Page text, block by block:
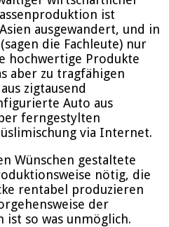
ist
ausgewandert, und in
die Fachleute) nur
hochwertige Produkte
aber zu tragfähigen
zigtausend
Auto aus
ferngestylten
via Internet.
Wünschen gestaltete
nötig, die
rentabel produzieren
der
so was unmöglich.